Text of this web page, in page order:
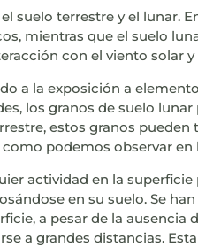
terrestre y el lunar.
mientras que el suelo
con el viento solar
a la exposición a
los granos de suelo
estos granos
podemos observar en
actividad en la
en su suelo. Se
a pesar de la ausencia
a grandes distancias.